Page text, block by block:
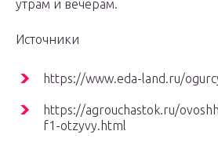
утрам и вечерам.
Источники
https://www.eda-land.ru/
https://agrouchastok.ru/
f1-otzyvy.html